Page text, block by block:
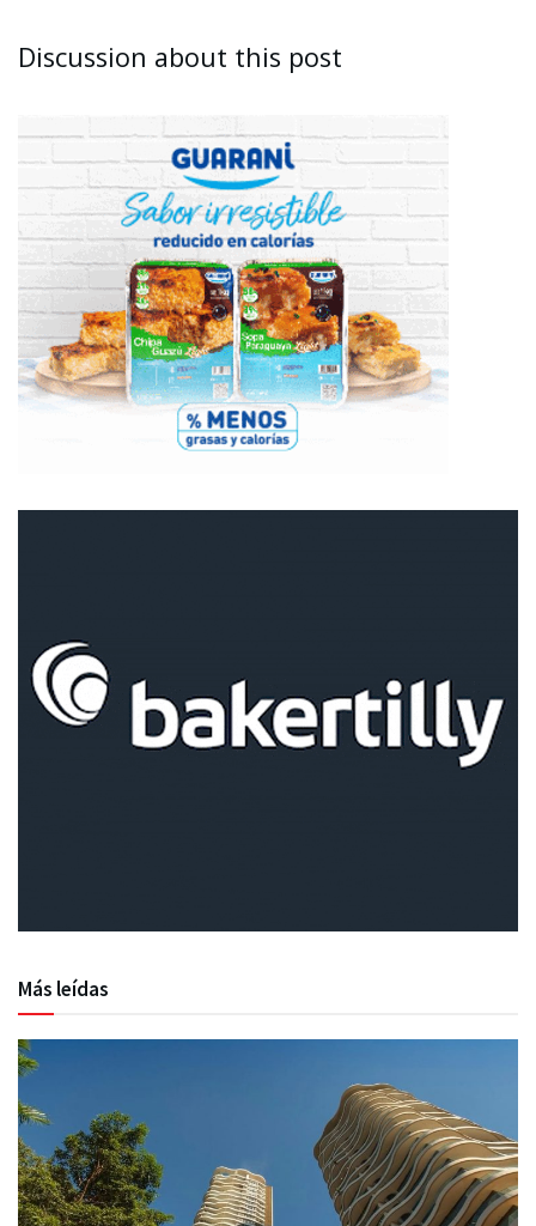
Discussion about this post
Más leídas